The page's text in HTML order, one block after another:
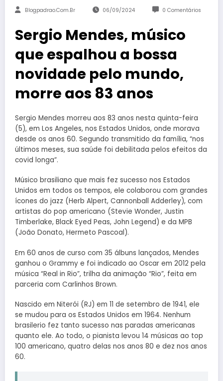
Blogpadrao.com.br 06/09/2024 0 Comentários
Sergio Mendes, músico
que espalhou a bossa
novidade pelo mundo,
morre aos 83 anos
Sergio Mendes morreu aos 83 anos nesta quinta-feira
(5), em Los Angeles, nos Estados Unidos, onde morava
desde os anos 60. Segundo transmitido da família, “nos
últimos meses, sua saúde foi debilitada pelos efeitos da
covid longa”.
Músico brasiliano que mais fez sucesso nos Estados
Unidos em todos os tempos, ele colaborou com grandes
ícones do jazz (Herb Alpert, Cannonball Adderley), com
artistas do pop americano (Stevie Wonder, Justin
Timberlake, Black Eyed Peas, John Legend) e da MPB
(João Donato, Hermeto Pascoal).
Em 60 anos de curso com 35 álbuns lançados, Mendes
ganhou o Grammy e foi indicado ao Oscar em 2012 pela
música “Real in Rio”, trilha da animação “Rio”, feita em
parceria com Carlinhos Brown.
Nascido em Niterói (RJ) em 11 de setembro de 1941, ele
se mudou para os Estados Unidos em 1964. Nenhum
brasilerio fez tanto sucesso nas paradas americanas
quanto ele. Ao todo, o pianista levou 14 músicas ao top
100 americano, quatro delas nos anos 80 e dez nos anos
60.